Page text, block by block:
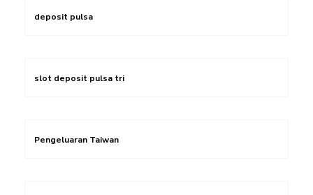
deposit pulsa
slot deposit pulsa tri
Pengeluaran Taiwan